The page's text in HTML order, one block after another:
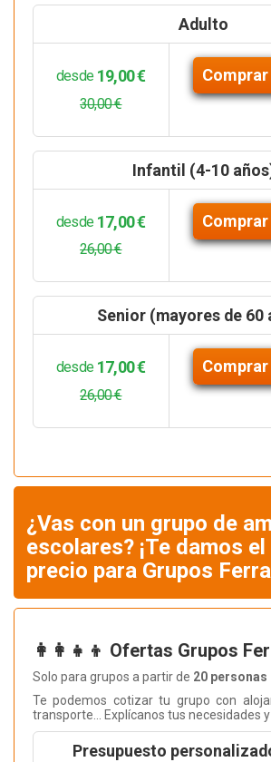
Adulto
desde 19,00 €
30,00 €
Infantil (4-10
desde 17,00 €
26,00 €
Senior (mayores de 60
desde 17,00 €
26,00 €
¿Vas con un grupo de
escolares? ¡Te damos
precio para Grupos
👩‍👩‍👧‍👦 Ofertas Grupos
Solo para grupos a partir de 20 personas
Te podemos cotizar tu grupo con
transporte... Explícanos tus necesidades
Presupuesto